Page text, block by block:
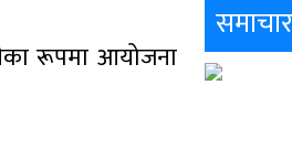
रूपमा आयोजना
समाचार